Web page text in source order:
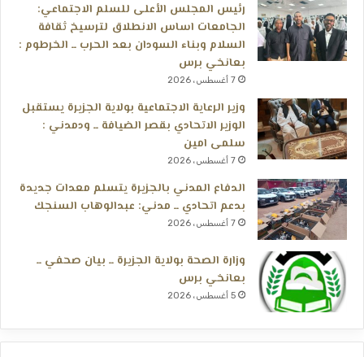
رئيس المجلس الأعلى للسلم الاجتماعي:
الجامعات اساس الانطلاق لترسيخ ثقافة
السلام وبناء السودان بعد الحرب ــ الخرطوم :
بعانخي برس
7 أغسطس، 2026
وزير الرعاية الاجتماعية بولاية الجزيرة يستقبل
الوزير الاتحادي بقصر الضيافة ــ ودمدني :
سلمى امين
7 أغسطس، 2026
الدفاع المدني بالجزيرة يتسلم معدات جديدة
بدعم اتحادي ــ مدني: عبدالوهاب السنجك
7 أغسطس، 2026
وزارة الصحة بولاية الجزيرة ــ بيان صحفي ــ
بعانخي برس
5 أغسطس، 2026